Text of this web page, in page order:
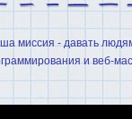
миссия - давать
и веб-